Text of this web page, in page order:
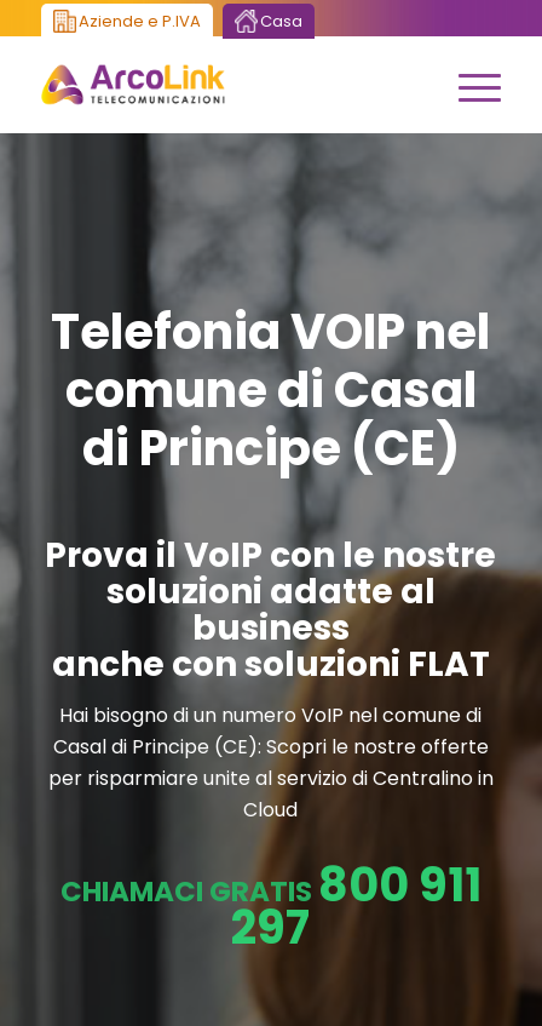
Aziende e P.IVA Casa
Telefonia VOIP nel
comune di Casal
di Principe (CE)
Prova il VoIP con le nostre
soluzioni adatte al
business
anche con soluzioni FLAT
Hai bisogno di un numero VoIP nel comune di
Casal di Principe (CE): Scopri le nostre offerte
per risparmiare unite al servizio di Centralino in
Cloud
CHIAMACI GRATIS 800 911
297